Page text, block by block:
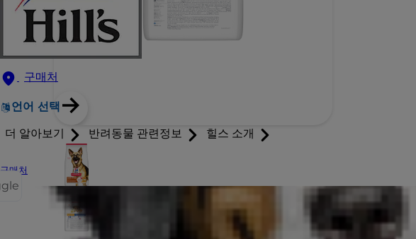
구매처
언어 선택
더 알아보기 반려동물 관련정보 힐스 소개
구매처